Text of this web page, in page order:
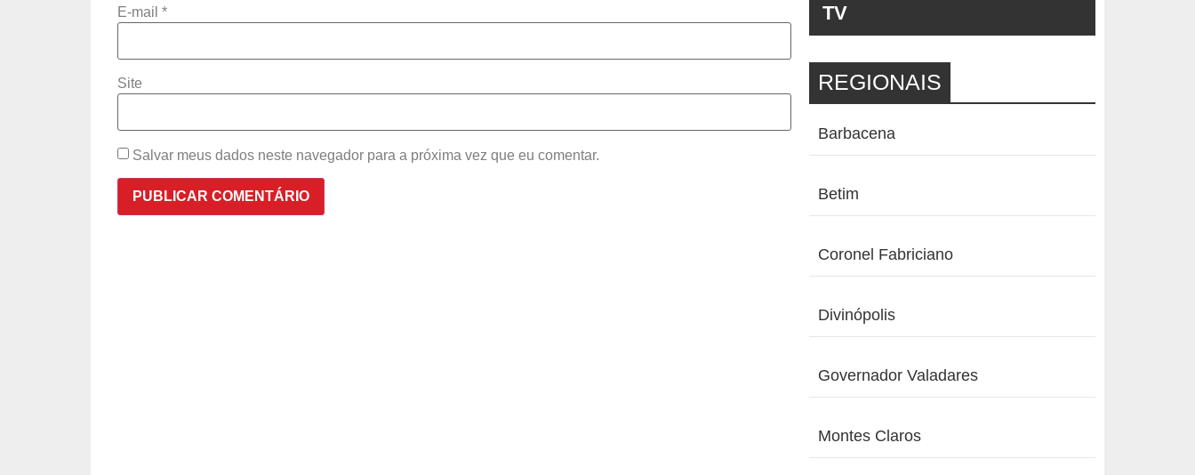
E-mail *
Site
Salvar meus dados neste navegador para a próxima vez que eu comentar.
TV
REGIONAIS
Barbacena
Betim
Coronel Fabriciano
Divinópolis
Governador Valadares
Montes Claros